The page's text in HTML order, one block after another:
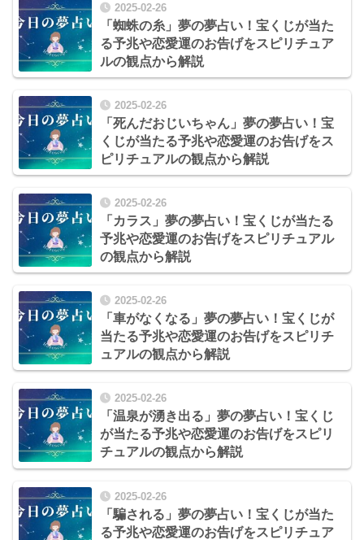
2025-02-26
「蜘蛛の糸」夢の夢占い！宝くじが当た
る予兆や恋愛運のお告げをスピリチュア
ルの観点から解説
2025-02-26
「死んだおじいちゃん」夢の夢占い！宝
くじが当たる予兆や恋愛運のお告げをス
ピリチュアルの観点から解説
2025-02-26
「カラス」夢の夢占い！宝くじが当たる
予兆や恋愛運のお告げをスピリチュアル
の観点から解説
2025-02-26
「車がなくなる」夢の夢占い！宝くじが
当たる予兆や恋愛運のお告げをスピリチ
ュアルの観点から解説
2025-02-26
「温泉が湧き出る」夢の夢占い！宝くじ
が当たる予兆や恋愛運のお告げをスピリ
チュアルの観点から解説
2025-02-26
「騙される」夢の夢占い！宝くじが当た
る予兆や恋愛運のお告げをスピリチュア